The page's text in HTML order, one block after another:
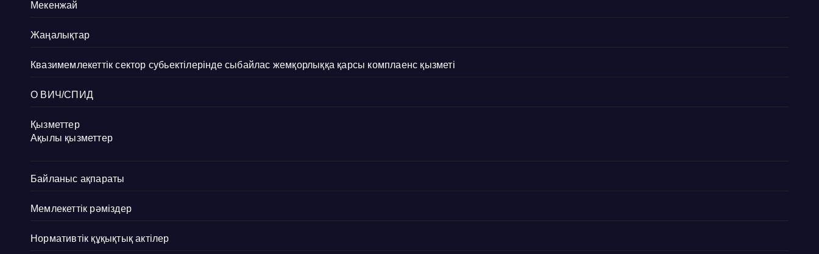
Мекенжай
Жаңалықтар
Квазимемлекеттік сектор субьектілерінде сыбайлас жемқорлыққа қарсы комплаенс қызметі
О ВИЧ/СПИД
Қызметтер
Ақылы қызметтер
Байланыс ақпараты
Мемлекеттік рәміздер
Нормативтік құқықтық актілер